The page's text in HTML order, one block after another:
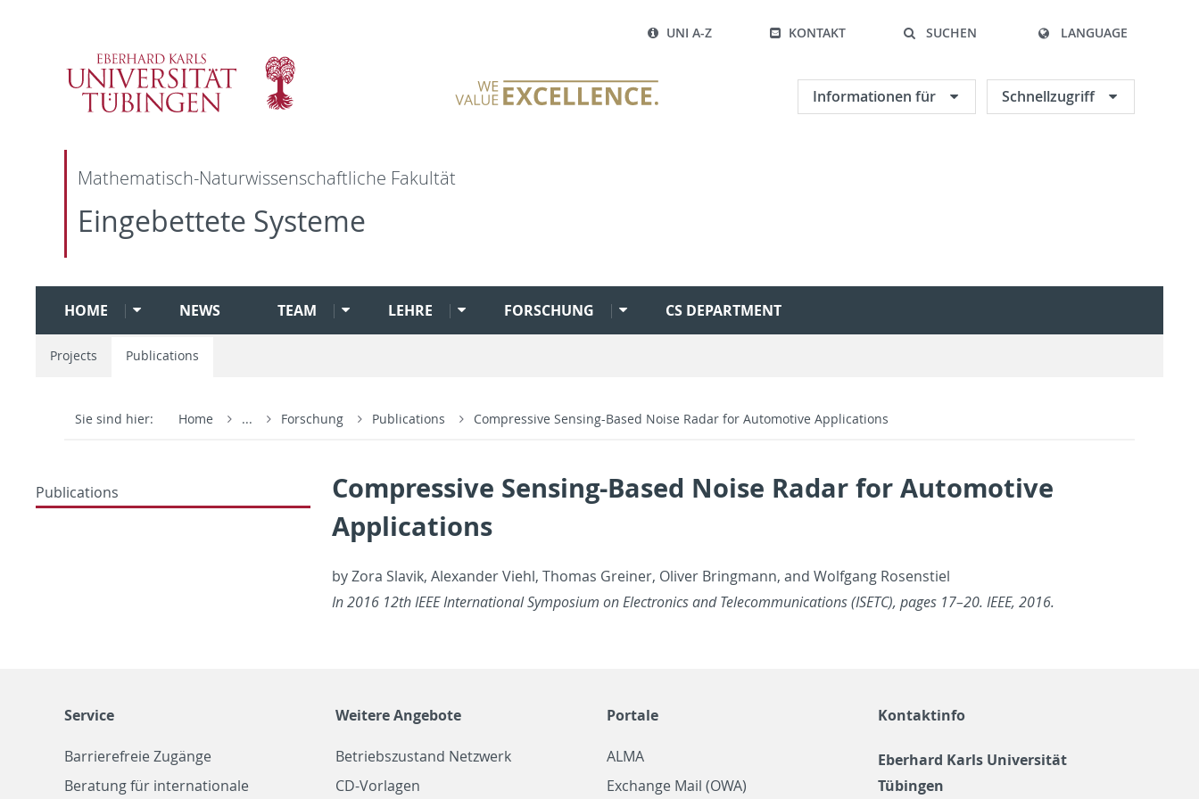
UNI A-Z KONTAKT SUCHEN LANGUAGE
Informationen für Schnellzugriff
Mathematisch-Naturwissenschaftliche Fakultät
Eingebettete Systeme
HOME NEWS TEAM LEHRE FORSCHUNG CS DEPARTMENT
Projects Publications
Sie sind hier: Home ... Forschung Publications Compressive Sensing-Based Noise Radar for Automotive Applications
Publications
Compressive Sensing-Based Noise Radar for Automotive
Applications
by Zora Slavik, Alexan­der Viehl, Thomas Greiner, Oliver Bring­mann, and Wolf­gang Rosen­stiel
In 2016 12th IEEE In­ter­na­tional Sym­po­sium on Elec­tron­ics and Telecom­mu­ni­ca­tions (ISETC), pages 17–20. IEEE, 2016.
Service
Barrierefreie Zugänge
Beratung für internationale
Weitere Angebote
Betriebszustand Netzwerk
CD-Vorlagen
Portale
ALMA
Exchange Mail (OWA)
Kontaktinfo
Eberhard Karls Universität
Tübingen